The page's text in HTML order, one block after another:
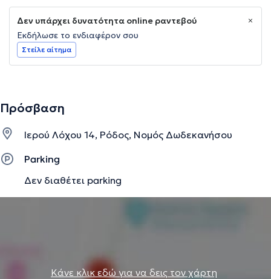
Δεν υπάρχει δυνατότητα online ραντεβού
Εκδήλωσε το ενδιαφέρον σου
Στείλε αίτημα
Πρόσβαση
Ιερού Λόχου 14, Ρόδος, Νομός Δωδεκανήσου
Parking
Δεν διαθέτει parking
Κάνε κλικ εδώ για να δεις τον χάρτη